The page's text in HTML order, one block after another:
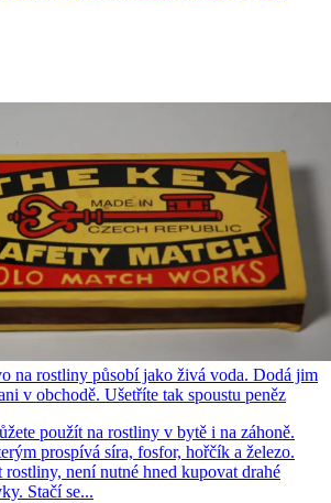
na rostliny působí jako živá voda. Dodá jim
v obchodě. Ušetříte tak spoustu peněz
použít na rostliny v bytě i na záhoně.
prospívá síra, fosfor, hořčík a železo.
není nutné hned kupovat drahé
Stačí se...